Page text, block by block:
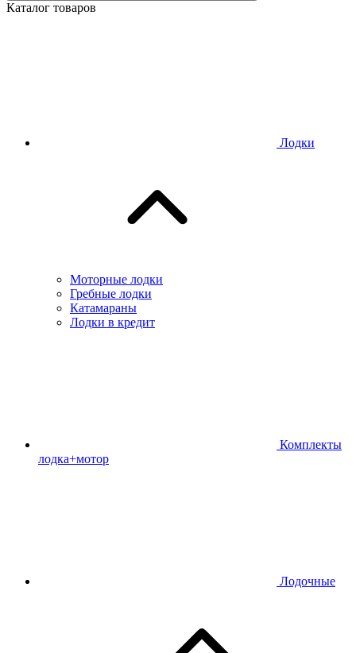
Каталог товаров
Лодки
Моторные лодки
Гребные лодки
Катамараны
Лодки в кредит
Комплекты
лодка+мотор
Лодочные